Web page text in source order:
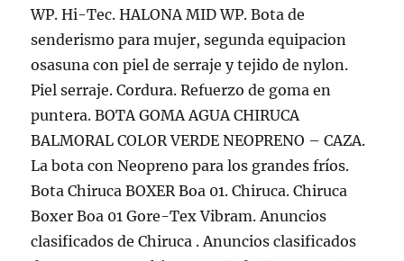
WP. Hi-Tec. HALONA MID WP. Bota de
senderismo para mujer, segunda equipacion
osasuna con piel de serraje y tejido de nylon.
Piel serraje. Cordura. Refuerzo de goma en
puntera. BOTA GOMA AGUA CHIRUCA
BALMORAL COLOR VERDE NEOPRENO – CAZA.
La bota con Neopreno para los grandes fríos.
Bota Chiruca BOXER Boa 01. Chiruca. Chiruca
Boxer Boa 01 Gore-Tex Vibram. Anuncios
clasificados de Chiruca . Anuncios clasificados